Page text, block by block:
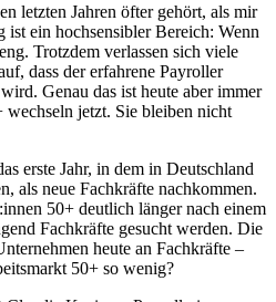
letzten Jahren öfter gehört, als mir
ein hochsensibler Bereich: Wenn
Trotzdem verlassen sich viele
dass der erfahrene Payroller
Genau das ist heute aber immer
jetzt. Sie bleiben nicht
erste Jahr, in dem in Deutschland
als neue Fachkräfte nachkommen.
50+ deutlich länger nach einem
Fachkräfte gesucht werden. Die
heute an Fachkräfte –
50+ so wenig?